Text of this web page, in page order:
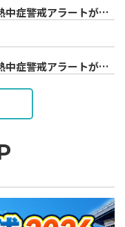
中症警戒アラートが発
中症警戒アラートが発